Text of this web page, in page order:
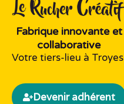
Fabrique innovante et
collaborative
Votre tiers-lieu à Troyes
Devenir adhérent